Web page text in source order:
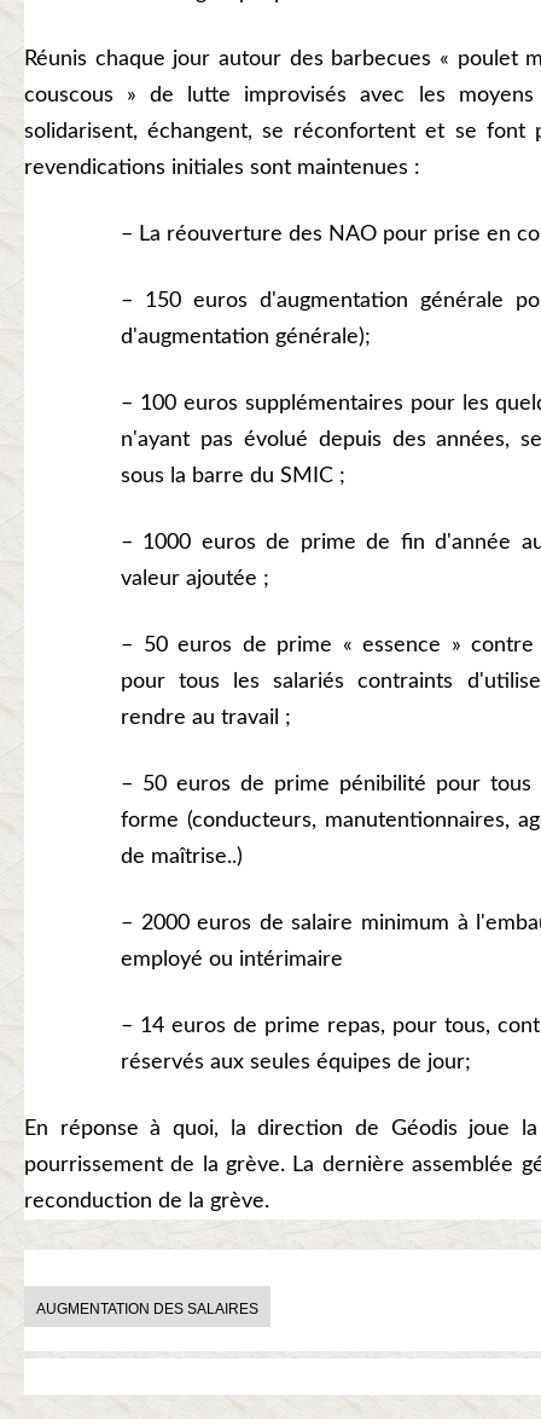
Réunis chaque jour autour des barbecues « poulet
couscous » de lutte improvisés avec les
solidarisent, échangent, se réconfortent et se font
revendications initiales sont maintenues :
– La réouverture des NAO pour prise en
– 150 euros d'augmentation générale
d'augmentation générale);
– 100 euros supplémentaires pour les
n'ayant pas évolué depuis des années,
sous la barre du SMIC ;
– 1000 euros de prime de fin d'année
valeur ajoutée ;
– 50 euros de prime « essence » contre
pour tous les salariés contraints
rendre au travail ;
– 50 euros de prime pénibilité pour tous
forme (conducteurs, manutentionnaires,
de maîtrise..)
– 2000 euros de salaire minimum à
employé ou intérimaire
– 14 euros de prime repas, pour tous,
réservés aux seules équipes de jour;
En réponse à quoi, la direction de Géodis joue
pourrissement de la grève. La dernière assemblée
reconduction de la grève.
AUGMENTATION DES SALAIRES